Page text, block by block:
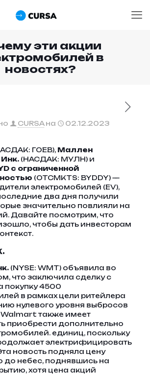
эти акции
в
новостях?
CURSA на 02.12.2023
ГОЕВ), Маллен
(НАСДАК: МУЛН) и
с ограниченной
(OTCMKTS: BYDDY) —
электромобилей (EV),
два дня получили
значительно повлияли на
Давайте посмотрим, что
чтобы дать инвесторам
(NYSE: WMT) объявила во
что заключила сделку с
покупку 4500
в рамках цели ритейлера
нулевого уровня выбросов
Walmart также имеет
приобрести дополнительно
единиц, поскольку
электрифицировать
новость подняла цену
до небес, поднявшись на
хотя цена акций